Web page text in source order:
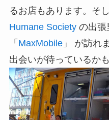
るお店もあります。そ
Humane Societyの出張
「 MaxMobile」 が訪れ
出会いが待っているかも